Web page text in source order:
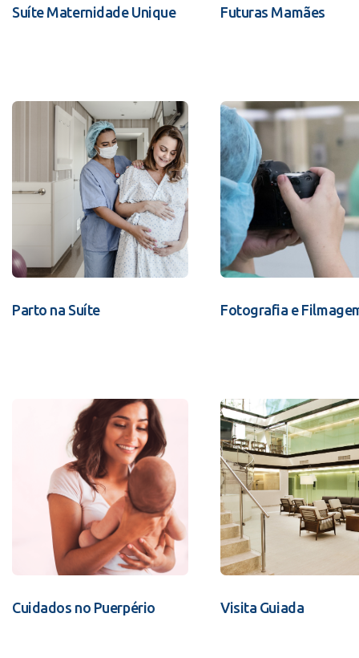
Suíte Maternidade Unique Futuras Mamães
Parto na Suíte Fotografia e
Cuidados no Puerpério Visita Guiada